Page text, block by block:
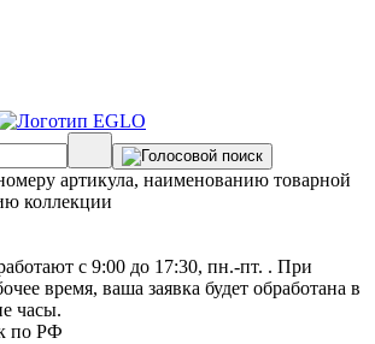
артикула, наименованию товарной
коллекции
с 9:00 до 17:30, пн.-пт. . При
время, ваша заявка будет обработана в
часы.
по РФ